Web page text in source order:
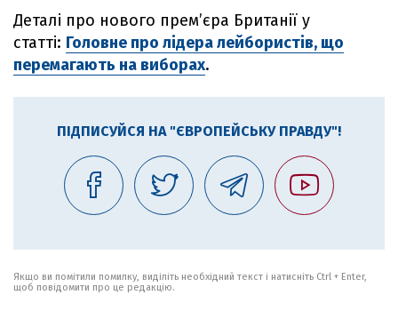
Деталі про нового прем’єра Британії у
статті: Головне про лідера лейбористів, що
перемагають на виборах.
ПІДПИСУЙСЯ НА "ЄВРОПЕЙСЬКУ ПРАВДУ"!
Якщо ви помітили помилку, виділіть необхідний текст і натисніть Ctrl + Enter,
щоб повідомити про це редакцію.